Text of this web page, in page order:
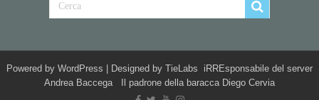
Powered by WordPress | Designed by TieLabs iRREsponsabile del server
Andrea Baccega Il padrone della baracca Diego Cervia